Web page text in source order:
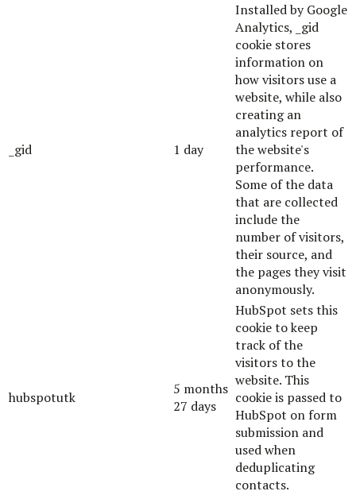
_gid 1 day
Installed by Google
Analytics, _gid
cookie stores
information on
how visitors use a
website, while also
creating an
analytics report of
the website's
performance.
Some of the data
that are collected
include the
number of visitors,
their source, and
the pages they visit
anonymously.
hubspotutk
5 months
27 days
HubSpot sets this
cookie to keep
track of the
visitors to the
website. This
cookie is passed to
HubSpot on form
submission and
used when
deduplicating
contacts.